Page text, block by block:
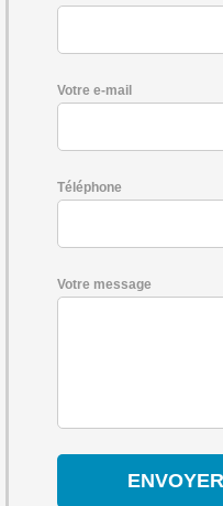
Votre e-mail
Téléphone
Votre message